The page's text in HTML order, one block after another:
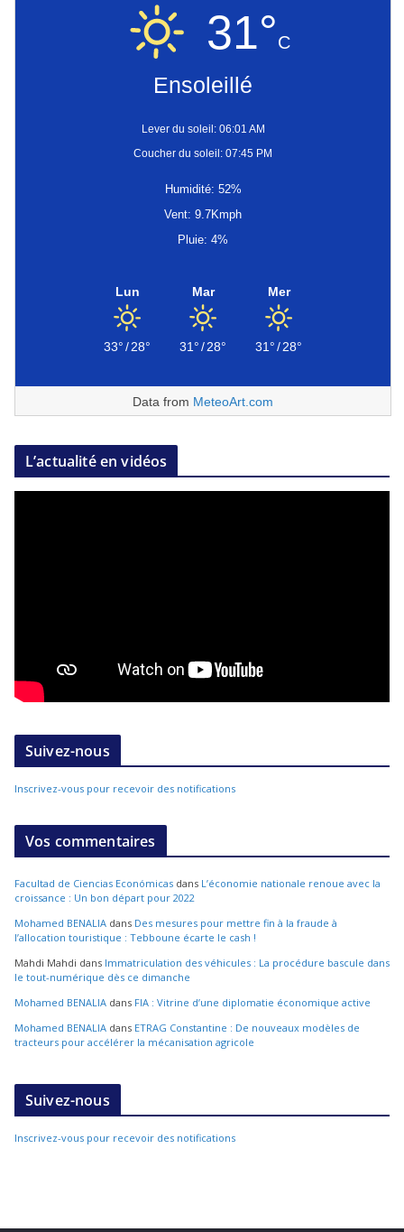
31°C
Ensoleillé
Lever du soleil: 06:01 AM
Coucher du soleil: 07:45 PM
Humidité: 52%
Vent: 9.7Kmph
Pluie: 4%
Lun
33°/28°
Mar
31°/28°
Mer
31°/28°
Data from MeteoArt.com
L’actualité en vidéos
Suivez-nous
Inscrivez-vous pour recevoir des notifications
Vos commentaires
Facultad de Ciencias Económicas dans L’économie nationale renoue avec la
croissance : Un bon départ pour 2022
Mohamed BENALIA dans Des mesures pour mettre fin à la fraude à
l’allocation touristique : Tebboune écarte le cash !
Mahdi Mahdi dans Immatriculation des véhicules : La procédure bascule dans
le tout-numérique dès ce dimanche
Mohamed BENALIA dans FIA : Vitrine d’une diplomatie économique active
Mohamed BENALIA dans ETRAG Constantine : De nouveaux modèles de
tracteurs pour accélérer la mécanisation agricole
Suivez-nous
Inscrivez-vous pour recevoir des notifications